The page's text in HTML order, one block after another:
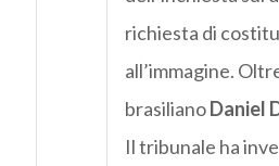
richiesta di
all’immagine.
brasilianoDaniel
Il tribunale ha